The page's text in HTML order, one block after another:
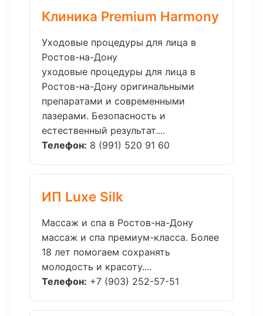
Клиника Premium Harmony
Уходовые процедуры для лица в
Ростов-на-Дону
уходовые процедуры для лица в
Ростов-на-Дону оригинальными
препаратами и современными
лазерами. Безопасность и
естественный результат....
Телефон: 8 (991) 520 91 60
ИП Luxe Silk
Массаж и спа в Ростов-на-Дону
массаж и спа премиум-класса. Более
18 лет помогаем сохранять
молодость и красоту....
Телефон: +7 (903) 252-57-51